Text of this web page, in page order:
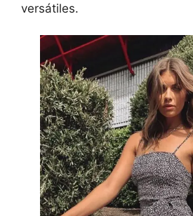
versátiles.